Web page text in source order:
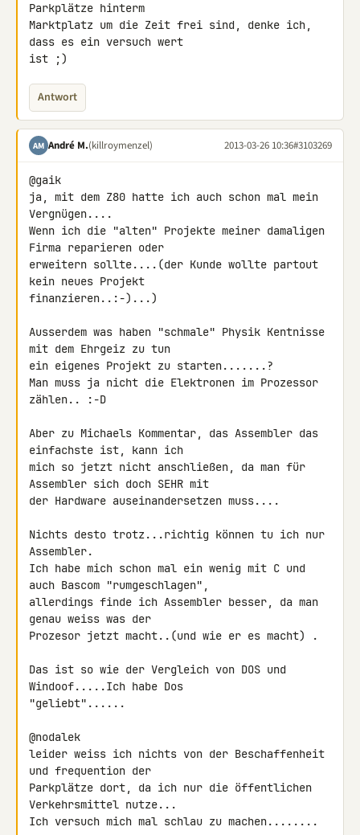
Parkplätze hinterm
Marktplatz um die Zeit frei sind, denke ich,
dass es ein versuch wert
ist ;)
Antwort
AM André M.(killroymenzel) 2013-03-26 10:36#3103269
@gaik
ja, mit dem Z80 hatte ich auch schon mal mein
Vergnügen....
Wenn ich die "alten" Projekte meiner damaligen
Firma reparieren oder
erweitern sollte....(der Kunde wollte partout
kein neues Projekt
finanzieren..:-)...)
Ausserdem was haben "schmale" Physik Kentnisse
mit dem Ehrgeiz zu tun
ein eigenes Projekt zu starten.......?
Man muss ja nicht die Elektronen im Prozessor
zählen.. :-D
Aber zu Michaels Kommentar, das Assembler das
einfachste ist, kann ich
mich so jetzt nicht anschließen, da man für
Assembler sich doch SEHR mit
der Hardware auseinandersetzen muss....
Nichts desto trotz...richtig können tu ich nur
Assembler.
Ich habe mich schon mal ein wenig mit C und
auch Bascom "rumgeschlagen",
allerdings finde ich Assembler besser, da man
genau weiss was der
Prozesor jetzt macht..(und wie er es macht) .
Das ist so wie der Vergleich von DOS und
Windoof.....Ich habe Dos
"geliebt"......
@nodalek
leider weiss ich nichts von der Beschaffenheit
und frequention der
Parkplätze dort, da ich nur die öffentlichen
Verkehrsmittel nutze...
Ich versuch mich mal schlau zu machen........